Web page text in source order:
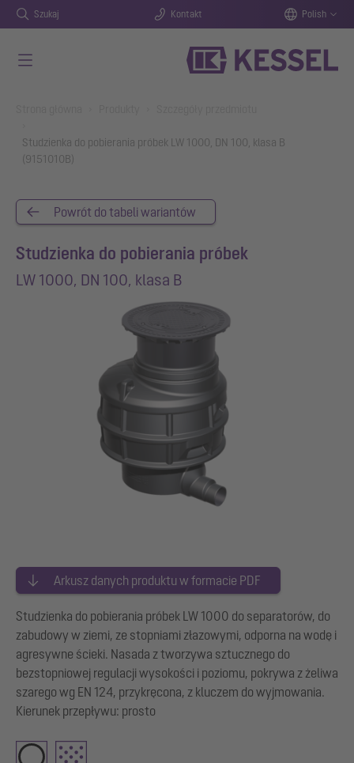
Szukaj Kontakt Polish
Studzienka do pobierania próbek LW 1000, DN 100, klasa B
(9151010B)
Powrót do tabeli wariantów
Studzienka do pobierania próbek
LW 1000, DN 100, klasa B
Arkusz danych produktu w formacie PDF
Studzienka do pobierania próbek LW 1000 do separatorów, do
zabudowy w ziemi, ze stopniami złazowymi, odporna na wodę i
agresywne ścieki. Nasada z tworzywa sztucznego do
bezstopniowej regulacji wysokości i poziomu, pokrywa z żeliwa
szarego wg EN 124, przykręcona, z kluczem do wyjmowania.
Kierunek przepływu: prosto